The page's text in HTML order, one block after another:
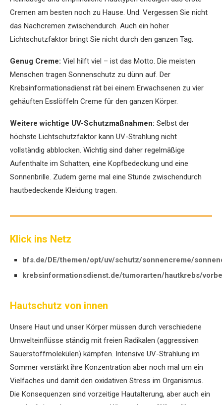
Cremen am besten noch zu Hause. Und: Vergessen Sie nicht
das Nachcremen zwischendurch. Auch ein hoher
Lichtschutzfaktor bringt Sie nicht durch den ganzen Tag.
Genug Creme: Viel hilft viel – ist das Motto. Die meisten
Menschen tragen Sonnenschutz zu dünn auf. Der
Krebsinformationsdienst rät bei einem Erwachsenen zu vier
gehäuften Esslöffeln Creme für den ganzen Körper.
Weitere wichtige UV-Schutzmaßnahmen: Selbst der
höchste Lichtschutzfaktor kann UV-Strahlung nicht
vollständig abblocken. Wichtig sind daher regelmäßige
Aufenthalte im Schatten, eine Kopfbedeckung und eine
Sonnenbrille. Zudem gerne mal eine Stunde zwischendurch
hautbedeckende Kleidung tragen.
Klick ins Netz
bfs.de/DE/themen/opt/uv/schutz/sonnencreme/
krebsinformationsdienst.de/tumorarten/hautkrebs/
Hautschutz von innen
Unsere Haut und unser Körper müssen durch verschiedene
Umwelteinflüsse ständig mit freien Radikalen (aggressiven
Sauerstoffmolekülen) kämpfen. Intensive UV-Strahlung im
Sommer verstärkt ihre Konzentration aber noch mal um ein
Vielfaches und damit den oxidativen Stress im Organismus.
Die Konsequenzen sind vorzeitige Hautalterung, aber auch ein